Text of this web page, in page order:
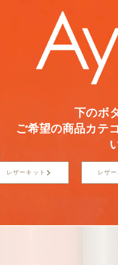
下のボ
ご希望の商品カテ
レザーキット レザ